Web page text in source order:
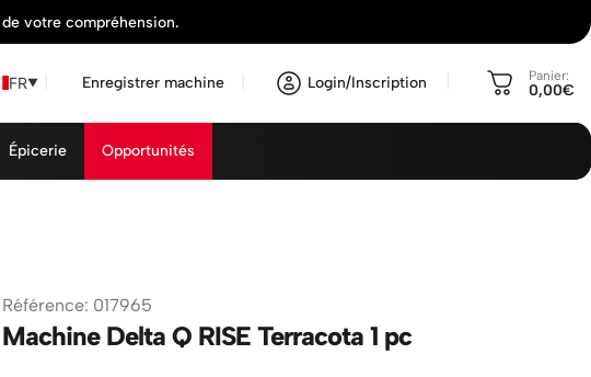
votre compréhension.
FR▼ Enregistrer machine Login/Inscription Panier:
0,00€
Épicerie Opportunités
Référence: 017965
Machine Delta Q RISE Terracota 1 pc